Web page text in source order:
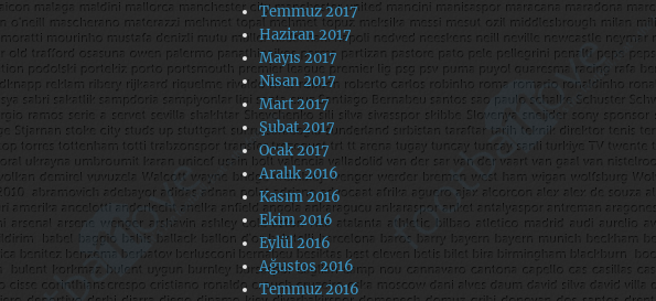
Temmuz 2017
Haziran 2017
Mayıs 2017
Nisan 2017
Mart 2017
Şubat 2017
Ocak 2017
Aralık 2016
Kasım 2016
Ekim 2016
Eylül 2016
Ağustos 2016
Temmuz 2016